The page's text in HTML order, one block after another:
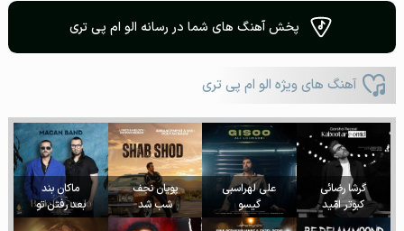
پخش آهنگ های شما در رسانه الو ام پی تری
آهنگ های ویژه الو ام پی تری
گرشا رضائی
کبوتر امّید
علی لهراسبی
گیسو
پویان نجف
شب شد
ماکان بند
بعد رفتن تو